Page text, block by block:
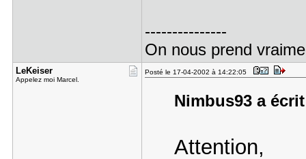
---------------
On nous prend
LeKeiser
Appelez moi Marcel.
Posté le 17-04-2002 à 14:22:05
Nimbus93 a
Attention,